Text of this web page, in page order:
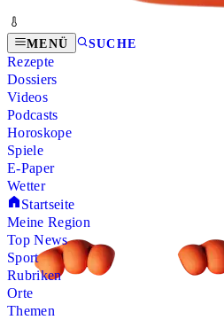
MENÜ SUCHE
Rezepte
Dossiers
Videos
Podcasts
Horoskope
Spiele
E-Paper
Wetter
Startseite
Meine Region
Top News
Sport
Rubriken
Orte
Themen